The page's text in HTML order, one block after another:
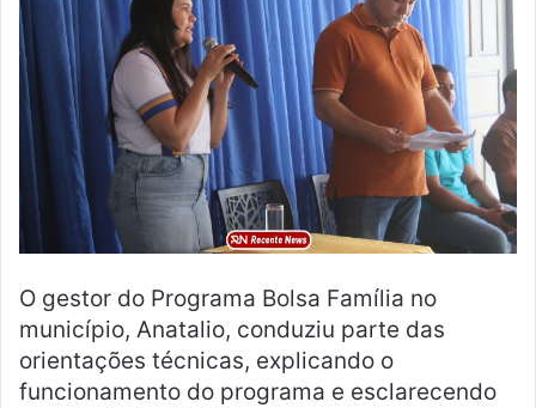
O gestor do Programa Bolsa Família no
município, Anatalio, conduziu parte das
orientações técnicas, explicando o
funcionamento do programa e esclarecendo